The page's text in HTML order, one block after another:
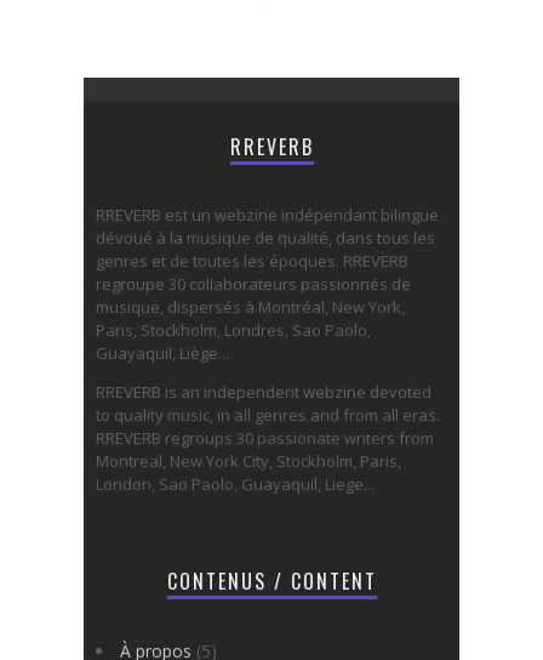
RREVERB
RREVERB est un webzine indépendant bilingue
dévoué à la musique de qualité, dans tous les
genres et de toutes les époques. RREVERB
regroupe 30 collaborateurs passionnés de
musique, dispersés à Montréal, New York,
Paris, Stockholm, Londres, Sao Paolo,
Guayaquil, Liège...
RREVERB is an independent webzine devoted
to quality music, in all genres and from all eras.
RREVERB regroups 30 passionate writers from
Montreal, New York City, Stockholm, Paris,
London, Sao Paolo, Guayaquil, Liege...
CONTENUS / CONTENT
À propos (5)